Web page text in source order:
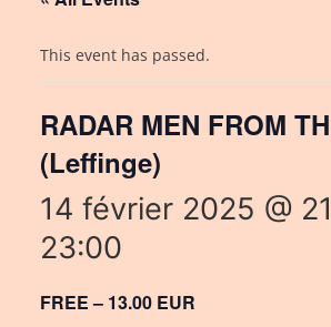
This event has passed.
RADAR MEN FROM
(Leffinge)
14 février 2025 @
23:00
FREE – 13.00 EUR